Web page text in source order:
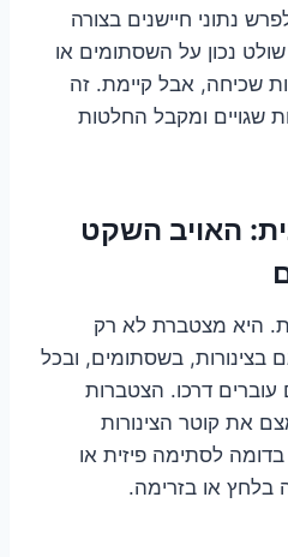
נתוני חיישנים בצורה
נכון על השסתומים או
שכיחה, אבל קיימת. זה
שגויים ומקבל החלטות
האויב השקט
היא מצטברת לא רק
בצינורות, בשסתומים, ובכל
דרכו. הצטברות
את קוטר הצינורות
לסתימה פיזית או
בלחץ או בזרימה.